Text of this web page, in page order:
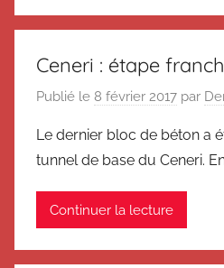
Ceneri : étape
Publié le 8 février 2017 par
Le dernier bloc de béton a
tunnel de base du Ceneri.
Continuer la lecture